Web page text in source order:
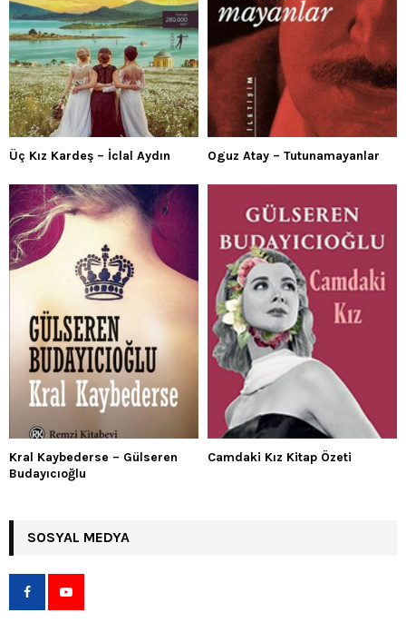
Üç Kız Kardeş – İclal Aydın Oguz Atay – Tutunamayanlar
Kral Kaybederse – Gülseren
Budayıcıoğlu
Camdaki Kız Kitap Özeti
SOSYAL MEDYA